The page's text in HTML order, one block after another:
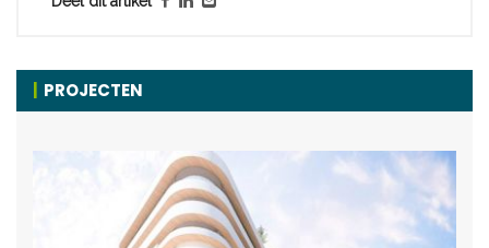
PROJECTEN